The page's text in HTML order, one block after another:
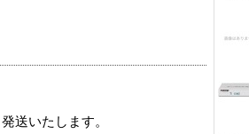
送いたします。